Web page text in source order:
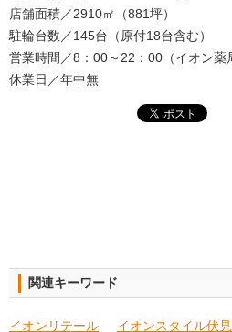
店舗面積／2910㎡（881坪）
駐輪台数／145台（原付18台含む）
営業時間／8：00～22：00（イオン薬
休業日／年中無
関連キーワード
イオンリテール イオンスタイル伏